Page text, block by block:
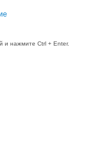
и нажмите Ctrl + Enter.